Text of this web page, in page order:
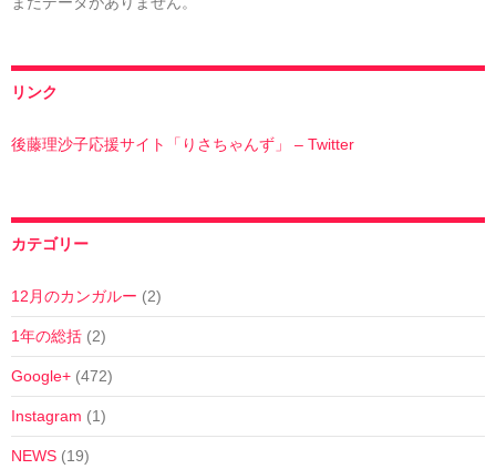
リンク
後藤理沙子応援サイト「りさちゃんず」 – Twitter
カテゴリー
12月のカンガルー (2)
1年の総括 (2)
Google+ (472)
Instagram (1)
NEWS (19)